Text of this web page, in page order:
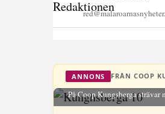
ANNONS FRÅN COOP
På Coop Kungsberga